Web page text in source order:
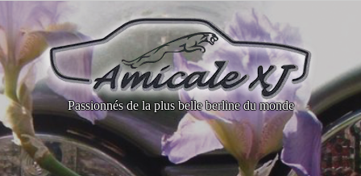
Passionnés de la plus belle berline du monde